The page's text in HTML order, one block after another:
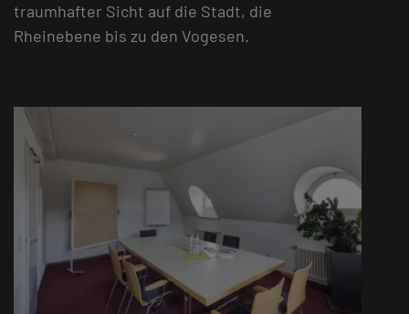
traumhafter Sicht auf die Stadt, die
Rheinebene bis zu den Vogesen.